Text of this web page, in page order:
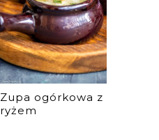
Zupa ogórkowa z
ryżem